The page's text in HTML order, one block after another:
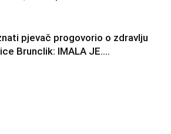
pjevač progovorio o zdravlju
Brunclik: IMALA JE….